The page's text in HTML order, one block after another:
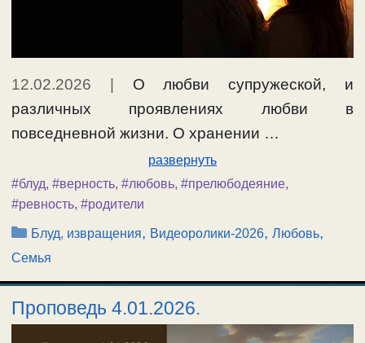
12.02.2026
О любви супружеской, и
различных проявлениях любви в
повседневной жизни. О хранении …
развернуть
#блуд, #верность, #любовь, #прелюбодеяние,
#ревность, #родители
Рубрики
Блуд, извращения, Видеоролики-2026,Любовь,
Семья
Проповедь 4.01.2026.